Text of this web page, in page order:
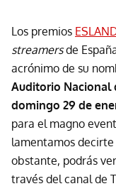
Los premios
streamersde
acrónimo de su
Auditorio Nacional
domingo 29 de
para el magno
lamentamos
obstante, podrás
través del canal de